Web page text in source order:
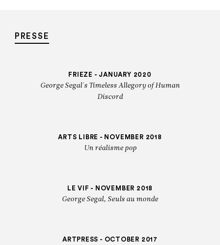
PRESSE
FRIEZE - JANUARY 2020
George Segal's Timeless Allegory of Human
Discord
ARTS LIBRE - NOVEMBER 2018
Un réalisme pop
LE VIF - NOVEMBER 2018
George Segal, Seuls au monde
ARTPRESS - OCTOBER 2017